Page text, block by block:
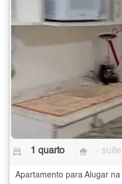
1 quarto - suíte
Apartamento para Alugar